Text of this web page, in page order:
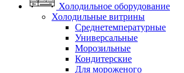
Холодильное оборудование
Холодильные витрины
Среднетемпературные
Универсальные
Морозильные
Кондитерские
Для мороженого